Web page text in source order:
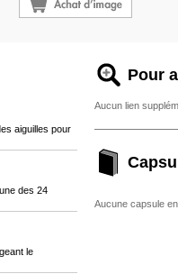
aiguilles pour
des 24
le
Pour
Aucun lien
Aucune capsule